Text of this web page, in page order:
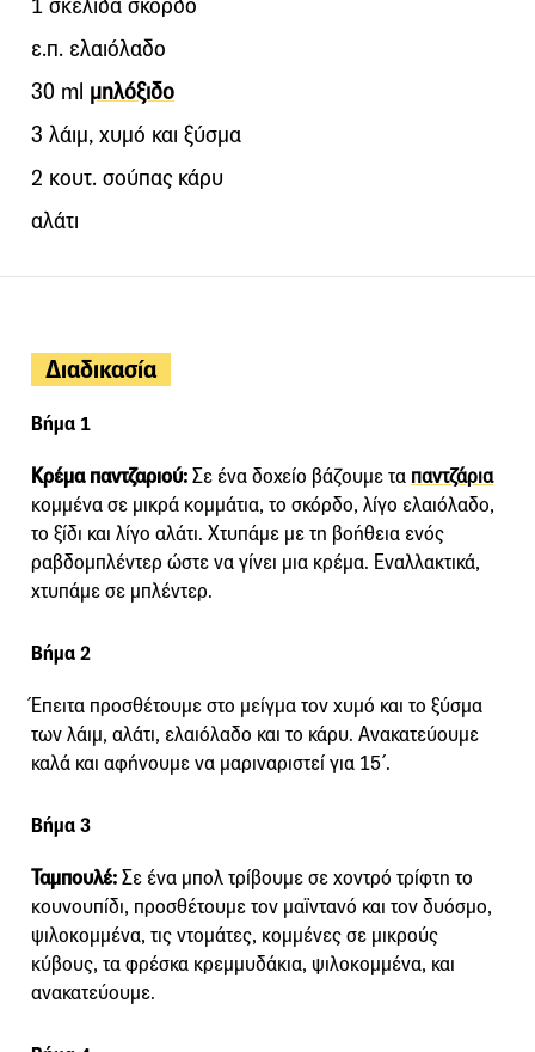
1 σκελίδα σκόρδο
ε.π. ελαιόλαδο
30 ml μηλόξιδο
3 λάιμ, χυμό και ξύσμα
2 κουτ. σούπας κάρυ
αλάτι
Διαδικασία
Βήμα 1
Κρέμα παντζαριού:Σε ένα δοχείο βάζουμε τα παντζάρια
κομμένα σε μικρά κομμάτια, το σκόρδο, λίγο ελαιόλαδο,
το ξίδι και λίγο αλάτι. Χτυπάμε με τη βοήθεια ενός
ραβδομπλέντερ ώστε να γίνει μια κρέμα. Εναλλακτικά,
χτυπάμε σε μπλέντερ.
Βήμα 2
Έπειτα προσθέτουμε στο μείγμα τον χυμό και το ξύσμα
των λάιμ, αλάτι, ελαιόλαδο και το κάρυ. Ανακατεύουμε
καλά και αφήνουμε να μαριναριστεί για 15΄.
Βήμα 3
Ταμπουλέ:Σε ένα μπολ τρίβουμε σε χοντρό τρίφτη το
κουνουπίδι, προσθέτουμε τον μαϊντανό και τον δυόσμο,
ψιλοκομμένα, τις ντομάτες, κομμένες σε μικρούς
κύβους, τα φρέσκα κρεμμυδάκια, ψιλοκομμένα, και
ανακατεύουμε.